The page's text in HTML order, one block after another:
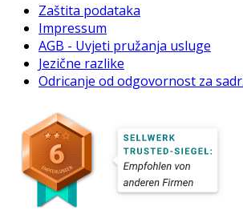
Zaštita podataka
Impressum
AGB - Uvjeti pružanja usluge
Jezične razlike
Odricanje od odgovornost za